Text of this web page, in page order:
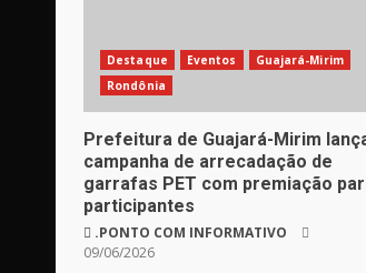
Destaque Eventos
Guajará-Mirim
Rondônia
Prefeitura de Guajará-Mirim
campanha de arrecadação de
garrafas PET com premiação
participantes
.PONTO COM INFORMATIVO
09/06/2026